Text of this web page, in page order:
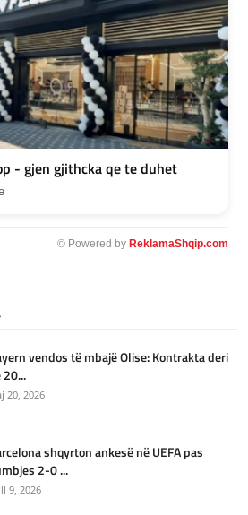
- gjen gjithcka qe te duhet
© Powered by ReklamaShqip.com
vendos të mbajë Olise: Kontrakta deri
20...
20, 2026
shqyrton ankesë në UEFA pas
2-0 ...
9, 2026